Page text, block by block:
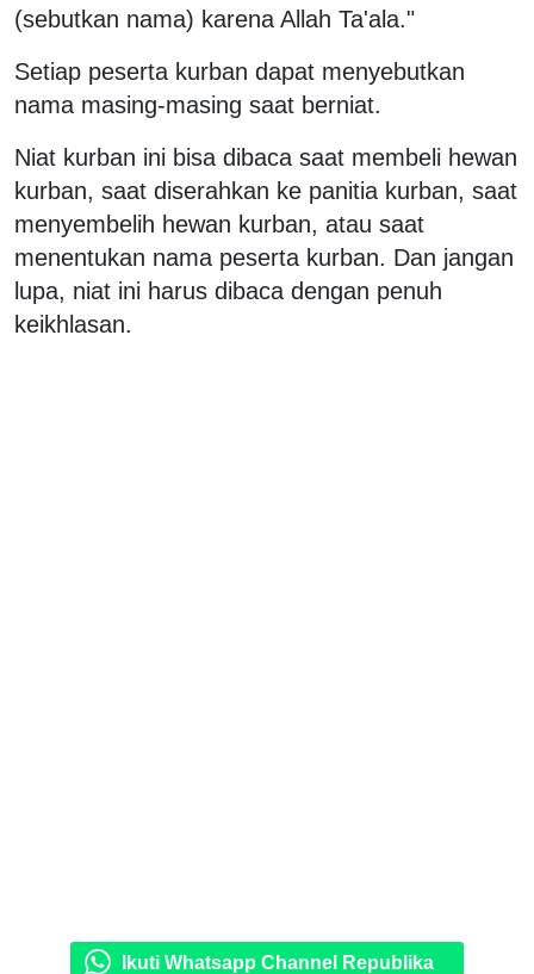
(sebutkan nama) karena Allah Ta'ala."
Setiap peserta kurban dapat menyebutkan
nama masing-masing saat berniat.
Niat kurban ini bisa dibaca saat membeli hewan
kurban, saat diserahkan ke panitia kurban, saat
menyembelih hewan kurban, atau saat
menentukan nama peserta kurban. Dan jangan
lupa, niat ini harus dibaca dengan penuh
keikhlasan.
Ikuti Whatsapp Channel Republika